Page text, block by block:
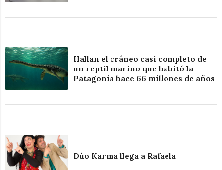
Hallan el cráneo casi completo de
un reptil marino que habitó la
Patagonia hace 66 millones de años
Dúo Karma llega a Rafaela